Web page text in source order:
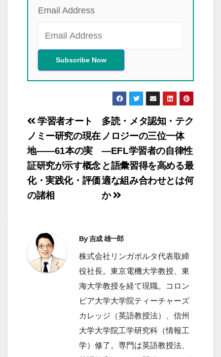
Email Address
投
稿
ナ
ビ
ゲ
ョ
ン
多読・メタ認知・テク
ノロジーの三位一体
―EFL学習者の自律性
と語彙習得を高める最
適な組み合わせとは何
か
学習者オート
ノミー研究の現在
地――61本の実
証研究が示す概念
化・実践化・評価
の諸相
By吉成 雄一郎
株式会社リンガポルタ代表取締
役社長。東京電機大学教授、東
海大学教授を経て現職。コロン
ビア大学大学院ティーチャーズ
カレッジ（英語教授法）、信州
大学大学院工学研究科（情報工
学）修了。専門は英語教授法、